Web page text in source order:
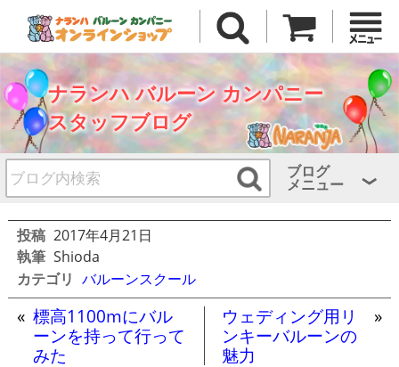
ナランハ バルーン カンパニー
スタッフブログ
ブログ
メニュー
投稿 2017年4月21日
執筆 Shioda
カテゴリ バルーンスクール
« 標高1100mにバル
ーンを持って行って
みた
ウェディング用リ
ンキーバルーンの
魅力
»